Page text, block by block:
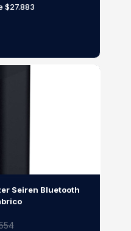
$27.883
Seiren Bluetooth